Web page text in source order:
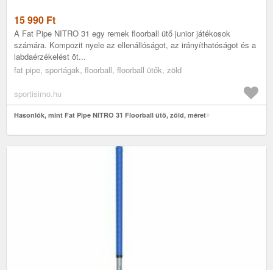
15 990 Ft
A Fat Pipe NITRO 31 egy remek floorball ütő junior játékosok
számára. Kompozit nyele az ellenállóságot, az irányíthatóságot és a
labdaérzékelést öt...
fat pipe, sportágak, floorball, floorball ütők, zöld
sportisimo.hu
Hasonlók, mint Fat Pipe NITRO 31 Floorball ütő, zöld, méret